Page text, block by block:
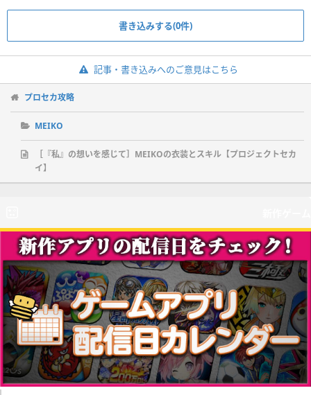
書き込みする(0件)
記事・書き込みへのご意見はこちら
プロセカ攻略
MEIKO
［『私』の想いを感じて］MEIKOの衣装とスキル【プロジェクトセカ
イ】